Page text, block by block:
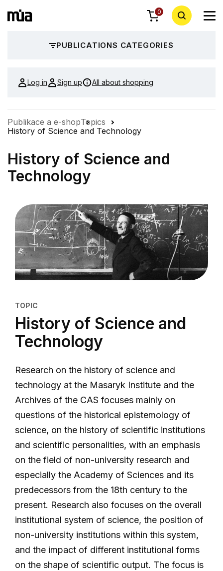
0
PUBLICATIONS CATEGORIES
Log in Sign up All about shopping
Publikace a e-shopTopics
History of Science and Technology
History of Science and
Technology
TOPIC
History of Science and
Technology
Research on the history of science and
technology at the Masaryk Institute and the
Archives of the CAS focuses mainly on
questions of the historical epistemology of
science, on the history of scientific institutions
and scientific personalities, with an emphasis
on the field of non-university research and
especially the Academy of Sciences and its
predecessors from the 18th century to the
present. Research also focuses on the overall
institutional system of science, the position of
non-university institutions within this system,
and the impact of different institutional forms
on the shape of scientific output. The focus is